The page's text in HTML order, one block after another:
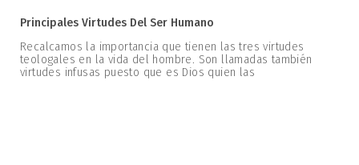
Principales Virtudes Del Ser Humano
Recalcamos la importancia que tienen las tres virtudes
teologales en la vida del hombre. Son llamadas también
virtudes infusas puesto que es Dios quien las